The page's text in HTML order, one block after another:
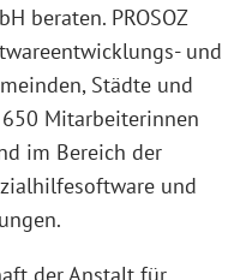
beraten. PROSOZ
und
Städte und
Mitarbeiterinnen
im Bereich der
und
der Anstalt für